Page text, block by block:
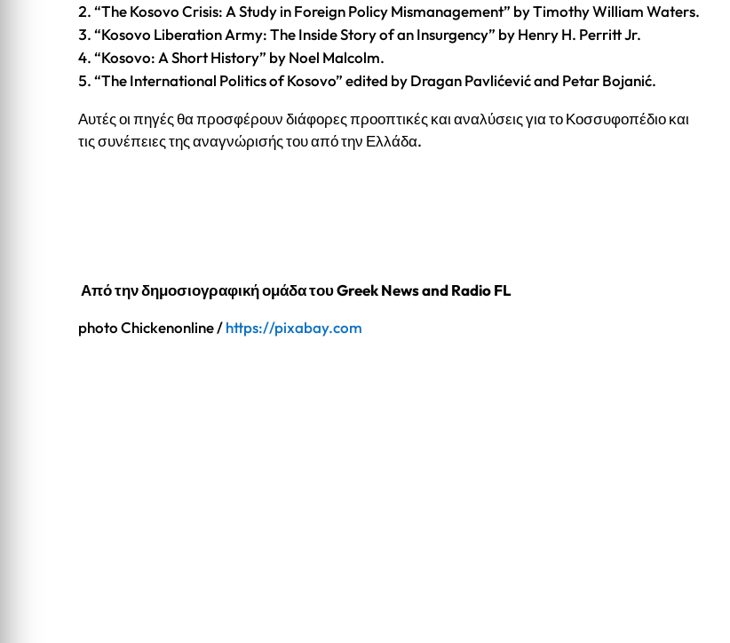
“The Kosovo Crisis: A Study in Foreign Policy Mismanagement” by Timothy William Waters.
“Kosovo Liberation Army: The Inside Story of an Insurgency” by Henry H. Perritt Jr.
“Kosovo: A Short History” by Noel Malcolm.
“The International Politics of Kosovo” edited by Dragan Pavlićević and Petar Bojanić.
Αυτές οι πηγές θα προσφέρουν διάφορες προοπτικές και αναλύσεις για το Κοσσυφοπέδιο και
τις συνέπειες της αναγνώρισής του από την Ελλάδα.
Από την δημοσιογραφική ομάδα του Greek News and Radio FL
photo Chickenonline /https://pixabay.com